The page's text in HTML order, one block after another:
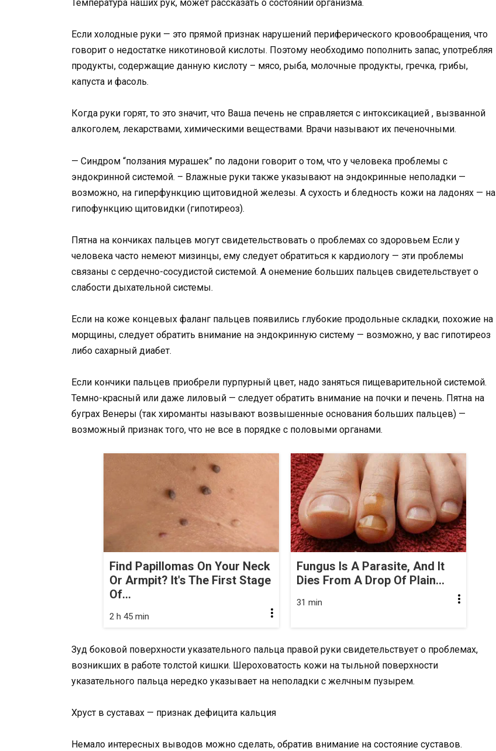
Температура наших рук, может рассказать о состоянии организма.
Если холодные руки — это прямой признак нарушений периферического кровообращения, что
говорит о недостатке никотиновой кислоты. Поэтому необходимо пополнить запас, употребляя
продукты, содержащие данную кислоту – мясо, рыба, молочные продукты, гречка, грибы,
капуста и фасоль.
Когда руки горят, то это значит, что Ваша печень не справляется с интоксикацией , вызванной
алкоголем, лекарствами, химическими веществами. Врачи называют их печеночными.
— Синдром “ползания мурашек” по ладони говорит о том, что у человека проблемы с
эндокринной системой. – Влажные руки также указывают на эндокринные неполадки —
возможно, на гиперфункцию щитовидной железы. А сухость и бледность кожи на ладонях — на
гипофункцию щитовидки (гипотиреоз).
Пятна на кончиках пальцев могут свидетельствовать о проблемах со здоровьем Если у
человека часто немеют мизинцы, ему следует обратиться к кардиологу — эти проблемы
связаны с сердечно-сосудистой системой. А онемение больших пальцев свидетельствует о
слабости дыхательной системы.
Если на коже концевых фаланг пальцев появились глубокие продольные складки, похожие на
морщины, следует обратить внимание на эндокринную систему — возможно, у вас гипотиреоз
либо сахарный диабет.
Если кончики пальцев приобрели пурпурный цвет, надо заняться пищеварительной системой.
Темно-красный или даже лиловый — следует обратить внимание на почки и печень. Пятна на
буграх Венеры (так хироманты называют возвышенные основания больших пальцев) —
возможный признак того, что не все в порядке с половыми органами.
Find Papillomas On Your Neck
Or Armpit? It's The First Stage
Of...
2 h 45 min
Fungus Is A Parasite, And It
Dies From A Drop Of Plain...
31 min
Зуд боковой поверхности указательного пальца правой руки свидетельствует о проблемах,
возникших в работе толстой кишки. Шероховатость кожи на тыльной поверхности
указательного пальца нередко указывает на неполадки с желчным пузырем.
Хруст в суставах — признак дефицита кальция
Немало интересных выводов можно сделать, обратив внимание на состояние суставов.